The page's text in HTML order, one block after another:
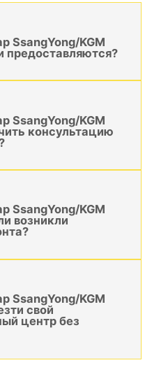
SsangYong/KGM
предоставляются?
SsangYong/KGM
консультацию
SsangYong/KGM
возникли
SsangYong/KGM
свой
центр без